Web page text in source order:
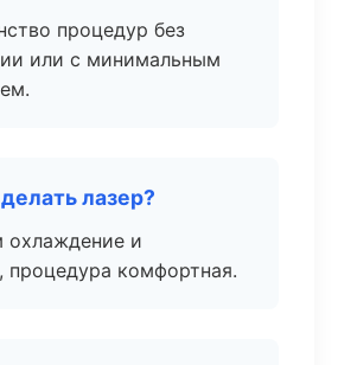
процедур без
или с минимальным
лазер?
охлаждение и
процедура комфортная.